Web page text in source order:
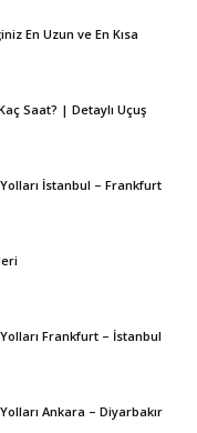
En Uzun ve En Kısa
Saat? | Detaylı Uçuş
İstanbul – Frankfurt
Frankfurt – İstanbul
Ankara – Diyarbakır